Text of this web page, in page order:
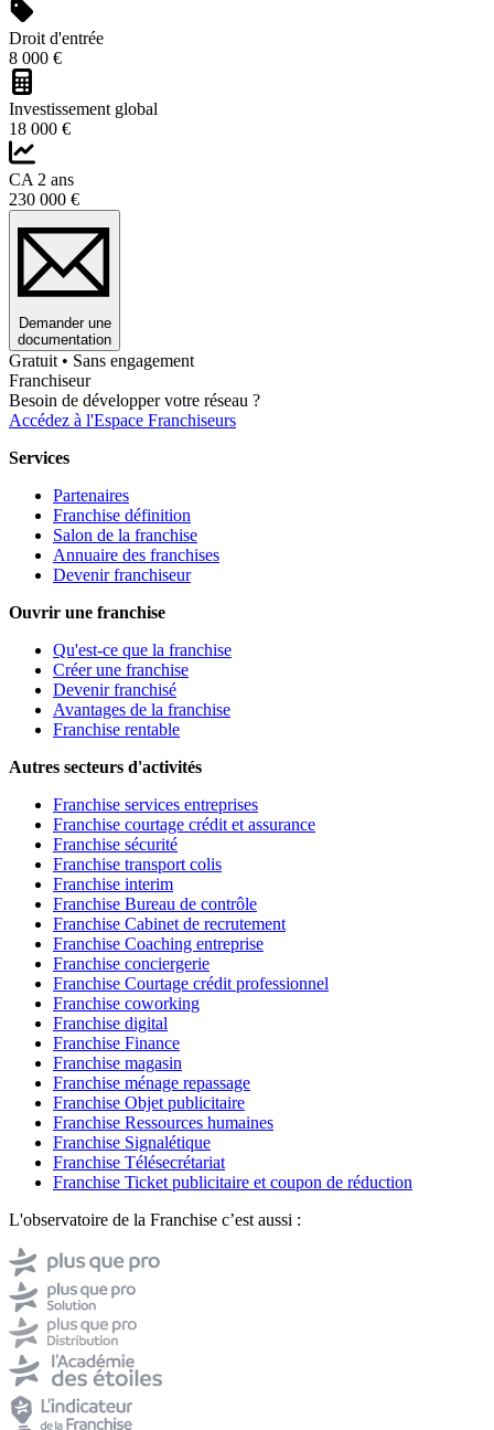
Droit d'entrée
8 000 €
Investissement global
18 000 €
CA 2 ans
230 000 €
Demander une
documentation
Gratuit • Sans engagement
Franchiseur
Besoin de développer votre réseau ?
Accédez à l'Espace Franchiseurs
Services
Partenaires
Franchise définition
Salon de la franchise
Annuaire des franchises
Devenir franchiseur
Ouvrir une franchise
Qu'est-ce que la franchise
Créer une franchise
Devenir franchisé
Avantages de la franchise
Franchise rentable
Autres secteurs d'activités
Franchise services entreprises
Franchise courtage crédit et assurance
Franchise sécurité
Franchise transport colis
Franchise interim
Franchise Bureau de contrôle
Franchise Cabinet de recrutement
Franchise Coaching entreprise
Franchise conciergerie
Franchise Courtage crédit professionnel
Franchise coworking
Franchise digital
Franchise Finance
Franchise magasin
Franchise ménage repassage
Franchise Objet publicitaire
Franchise Ressources humaines
Franchise Signalétique
Franchise Télésecrétariat
Franchise Ticket publicitaire et coupon de réduction
L'observatoire de la Franchise c’est aussi :